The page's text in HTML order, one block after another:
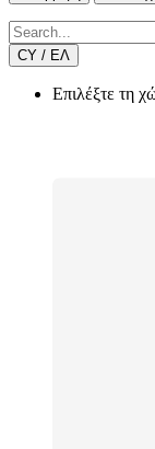
CY / ΕΛ
Επιλέξτε τη